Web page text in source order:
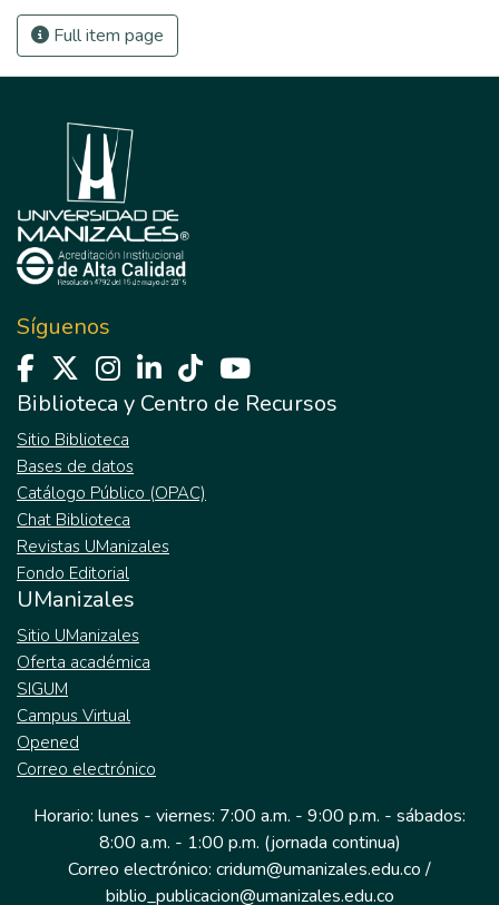
Full item page
Síguenos
Biblioteca y Centro de Recursos
Sitio Biblioteca
Bases de datos
Catálogo Público (OPAC)
Chat Biblioteca
Revistas UManizales
Fondo Editorial
UManizales
Sitio UManizales
Oferta académica
SIGUM
Campus Virtual
Opened
Correo electrónico
Horario: lunes - viernes: 7:00 a.m. - 9:00 p.m. - sábados:
8:00 a.m. - 1:00 p.m. (jornada continua)
Correo electrónico: cridum@umanizales.edu.co /
biblio_publicacion@umanizales.edu.co